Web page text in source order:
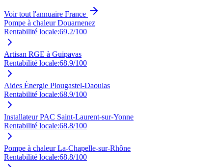
Voir tout l'annuaire France
Pompe à chaleur Douarnenez
Rentabilité locale:69.2/100
Artisan RGE à Guipavas
Rentabilité locale:68.9/100
Aides Énergie Plougastel-Daoulas
Rentabilité locale:68.9/100
Installateur PAC Saint-Laurent-sur-Yonne
Rentabilité locale:68.8/100
Pompe à chaleur La-Chapelle-sur-Rhône
Rentabilité locale:68.8/100